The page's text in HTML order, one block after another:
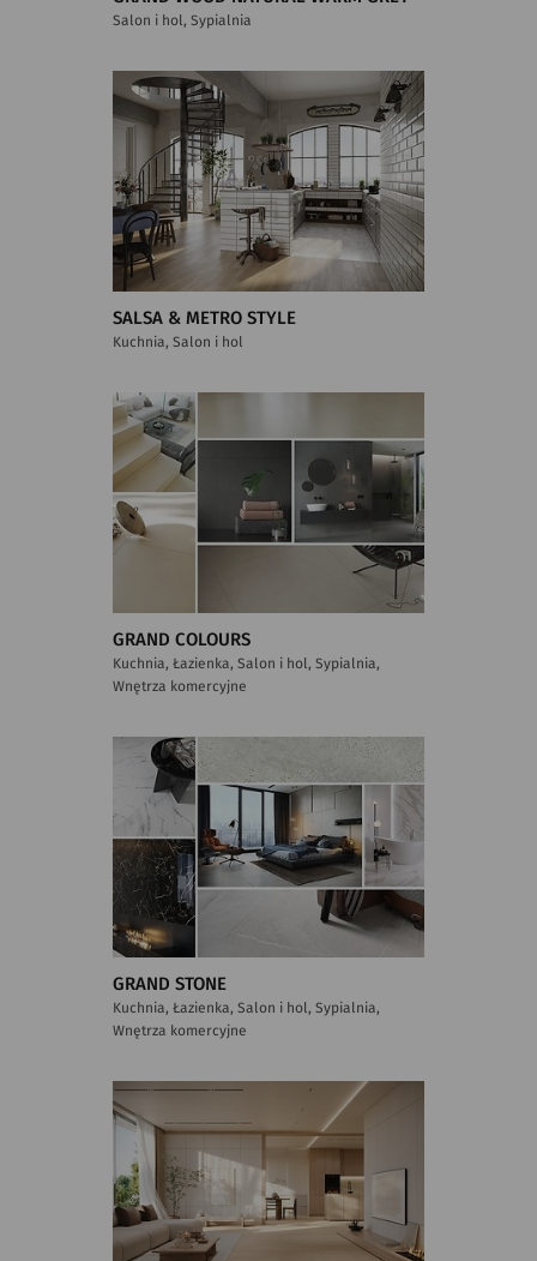
Salon i hol, Sypialnia
SALSA & METRO STYLE
Kuchnia, Salon i hol
GRAND COLOURS
Kuchnia, Łazienka, Salon i hol, Sypialnia,
Wnętrza komercyjne
GRAND STONE
Kuchnia, Łazienka, Salon i hol, Sypialnia,
Wnętrza komercyjne